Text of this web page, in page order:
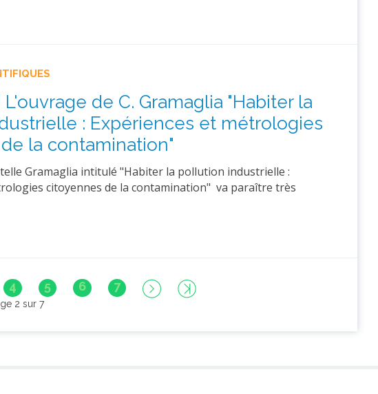
L'ouvrage de C. Gramaglia "Habiter la
: Expériences et métrologies
la contamination"
Gramaglia intitulé "Habiter la pollution industrielle :
citoyennes de la contamination" va paraître très
4 5 6 7
2 sur 7